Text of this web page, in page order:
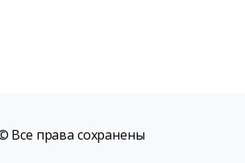
Все права сохранены